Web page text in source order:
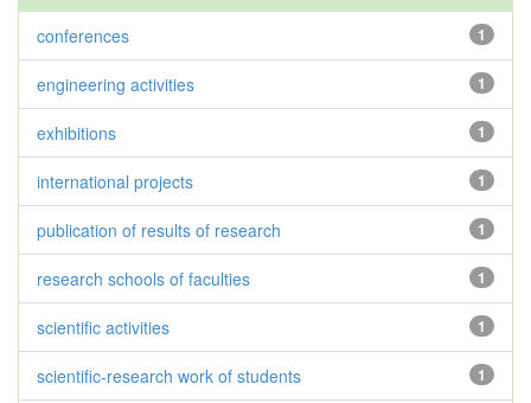
1
conferences
1
engineering activities
1
exhibitions
1
international projects
1
publication of results of research
1
research schools of faculties
1
scientific activities
1
scientific-research work of students